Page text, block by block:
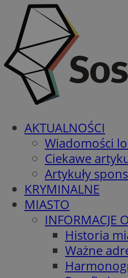
AKTUALNOŚCI
Wiadomości
Ciekawe
Artykuły
KRYMINALNE
MIASTO
INFORMACJE
Historia
Ważne